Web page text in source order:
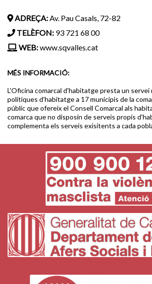
ADREÇA:Av. Pau Casals, 72-82
TELÈFON: 93 721 68 00
WEB:www.sqvalles.cat
MÉS INFORMACIÓ:
L'Oficina comarcal d'habitatge presta un servei
polítiques d'habitatge a 17 municipis de la
públic que ofereix el Consell Comarcal als
comarca que no disposin de serveis propis
complementa els serveis exisitents a cada